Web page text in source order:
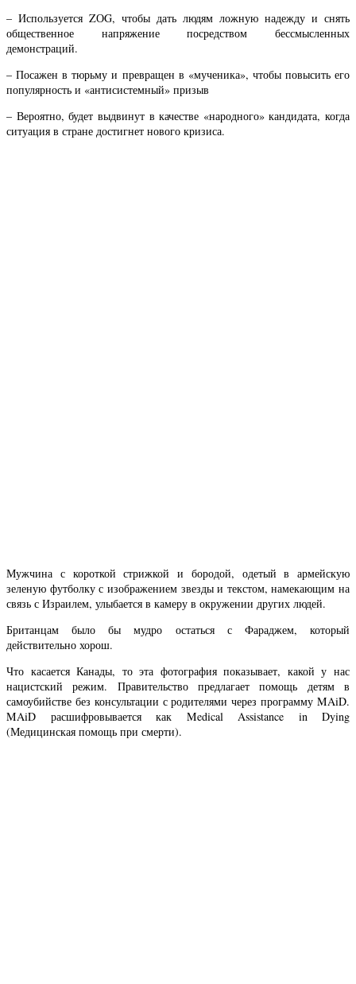
– Используется ZОG, чтобы дать людям ложную надежду и снять
общественное напряжение посредством бессмысленных
демонстраций.
– Посажен в тюрьму и превращен в «мученика», чтобы повысить его
популярность и «антисистемный» призыв
– Вероятно, будет выдвинут в качестве «народного» кандидата, когда
ситуация в стране достигнет нового кризиса.
Мужчина с короткой стрижкой и бородой, одетый в армейскую
зеленую футболку с изображением звезды и текстом, намекающим на
связь с Израилем, улыбается в камеру в окружении других людей.
Британцам было бы мудро остаться с Фараджем, который
действительно хорош.
Что касается Канады, то эта фотография показывает, какой у нас
нацистский режим. Правительство предлагает помощь детям в
самоубийстве без консультации с родителями через программу MAiD.
MAiD расшифровывается как Medical Assistance in Dying
(Медицинская помощь при смерти).